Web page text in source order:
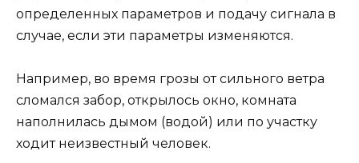
определенных параметров и подачу сигнала в
случае, если эти параметры изменяются.
Например, во время грозы от сильного ветра
сломался забор, открылось окно, комната
наполнилась дымом (водой) или по участку
ходит неизвестный человек.